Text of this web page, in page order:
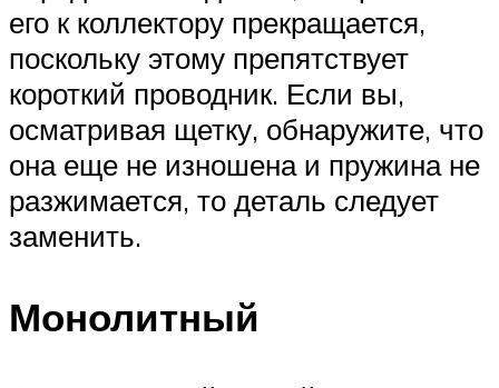
его к коллектору прекращается,
поскольку этому препятствует
короткий проводник. Если вы,
осматривая щетку, обнаружите, что
она еще не изношена и пружина не
разжимается, то деталь следует
заменить.
Монолитный